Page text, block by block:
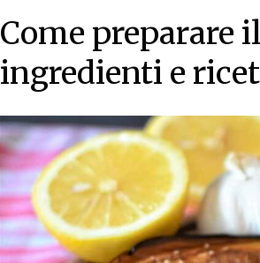
Come preparare
ingredienti e